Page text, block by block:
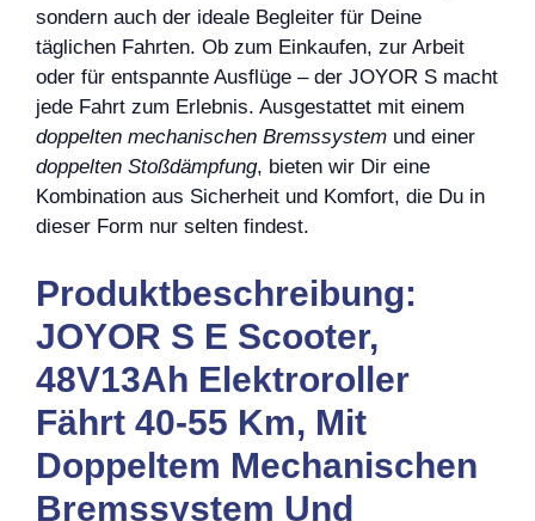
sondern auch der ideale Begleiter für Deine
täglichen Fahrten. Ob zum Einkaufen, zur Arbeit
oder für entspannte Ausflüge – der JOYOR S macht
jede Fahrt zum Erlebnis. Ausgestattet mit einem
doppelten mechanischen Bremssystem und einer
doppelten Stoßdämpfung, bieten wir Dir eine
Kombination aus Sicherheit und Komfort, die Du in
dieser Form nur selten findest.
Produktbeschreibung:
JOYOR S E Scooter,
48V13Ah Elektroroller
Fährt 40-55 Km, Mit
Doppeltem Mechanischen
Bremssystem Und